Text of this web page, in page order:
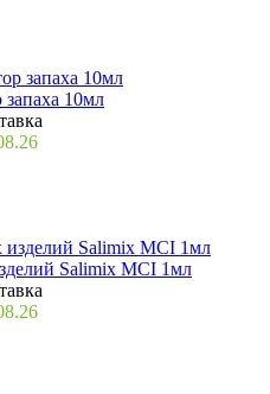
10мл
Salimix MCI 1мл